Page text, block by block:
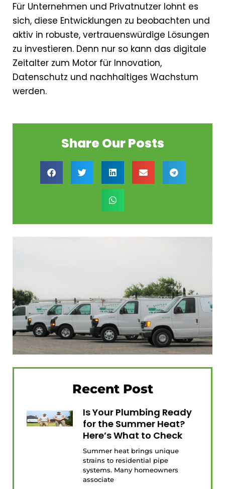
Für Unternehmen und Privatnutzer lohnt es
sich, diese Entwicklungen zu beobachten und
aktiv in robuste, vertrauenswürdige Lösungen
zu investieren. Denn nur so kann das digitale
Zeitalter zum Motor für Innovation,
Datenschutz und nachhaltiges Wachstum
werden.
Share Our Posts
Recent Post
Is Your Plumbing Ready
for the Summer Heat?
Here’s What to Check
Summer heat brings unique
strains to residential pipe
systems. Many homeowners
associate